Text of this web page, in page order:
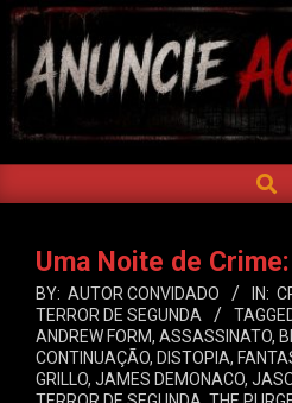
DO
INFERNO
Navigation
Uma Noite de
BY: AUTOR CONVIDADO IN:
TERROR DE SEGUNDA
ANDREW FORM, ASSASSINATO,
CONTINUAÇÃO, DISTOPIA,
GRILLO, JAMES DEMONACO,